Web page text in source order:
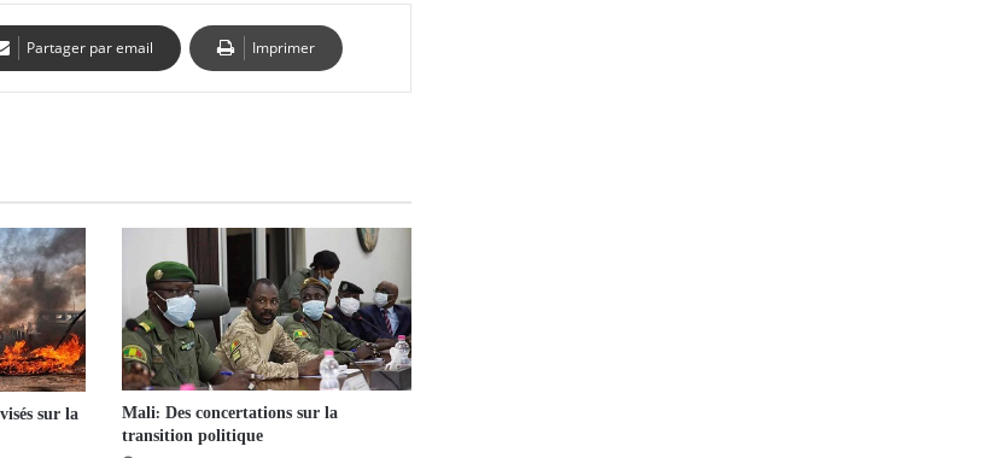
Partager par email Imprimer
sur la
Mali: Des concertations sur la
transition politique